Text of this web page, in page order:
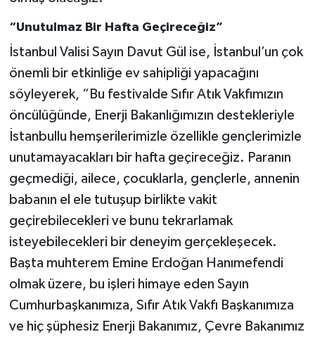
“Unutulmaz Bir Hafta Geçireceğiz”
İstanbul Valisi Sayın Davut Gül ise, İstanbul’un çok
önemli bir etkinliğe ev sahipliği yapacağını
söyleyerek, “Bu festivalde Sıfır Atık Vakfımızın
öncülüğünde, Enerji Bakanlığımızın destekleriyle
İstanbullu hemşerilerimizle özellikle gençlerimizle
unutamayacakları bir hafta geçireceğiz. Paranın
geçmediği, ailece, çocuklarla, gençlerle, annenin
babanın el ele tutuşup birlikte vakit
geçirebilecekleri ve bunu tekrarlamak
isteyebilecekleri bir deneyim gerçekleşecek.
Başta muhterem Emine Erdoğan Hanımefendi
olmak üzere, bu işleri himaye eden Sayın
Cumhurbaşkanımıza, Sıfır Atık Vakfı Başkanımıza
ve hiç şüphesiz Enerji Bakanımız, Çevre Bakanımız